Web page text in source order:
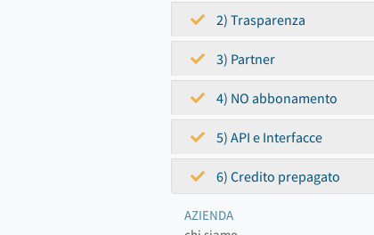
2) Trasparenza
3) Partner
4) NO abbonamento
5) API e Interfacce
6) Credito prepagato
AZIENDA